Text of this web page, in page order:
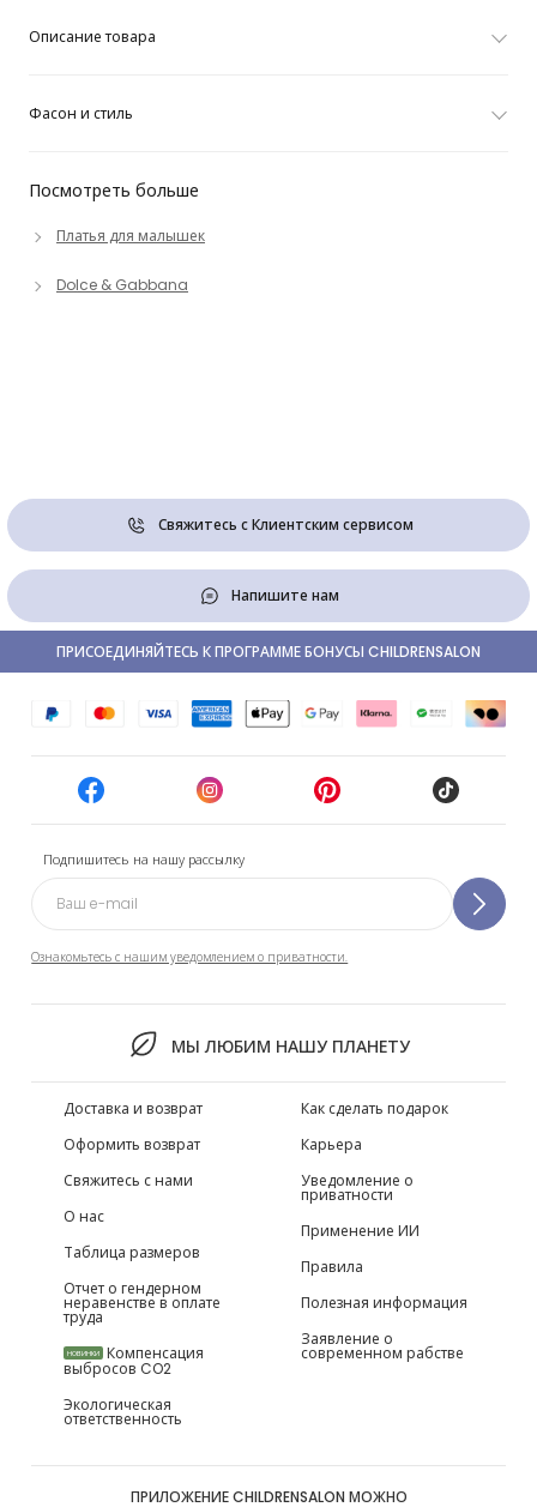
Посмотреть больше
Платья для малышек
Dolce & Gabbana
Описание товара
Фасон и стиль
Свяжитесь с Клиентским сервисом
Напишите нам
Подпишитесь на нашу рассылку
Ознакомьтесь с нашим уведомлением о приватности.
МЫ ЛЮБИМ НАШУ ПЛАНЕТУ
ПРИСОЕДИНЯЙТЕСЬ К ПРОГРАММЕ БОНУСЫ CHILDRENSALON
Доставка и возврат
Оформить возврат
Свяжитесь с нами
О нас
Таблица размеров
Отчет о гендерном
неравенстве в оплате
труда
НОВИНКИ Компенсация
выбросов CO2
Экологическая
ответственность
Как сделать подарок
Карьера
Уведомление о
приватности
Применение ИИ
Правила
Полезная информация
Заявление о
современном рабстве
ПРИЛОЖЕНИЕ CHILDRENSALON МОЖНО